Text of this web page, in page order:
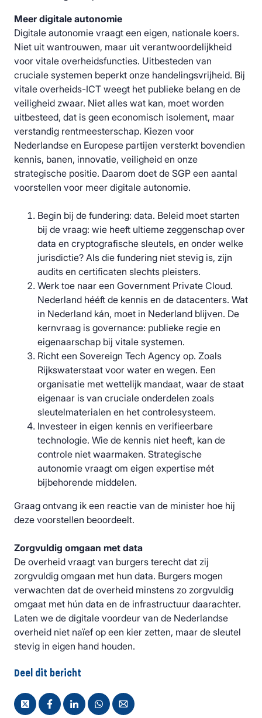
Meer digitale autonomie
Digitale autonomie vraagt een eigen, nationale koers.
Niet uit wantrouwen, maar uit verantwoordelijkheid
voor vitale overheidsfuncties. Uitbesteden van
cruciale systemen beperkt onze handelingsvrijheid. Bij
vitale overheids-ICT weegt het publieke belang en de
veiligheid zwaar. Niet alles wat kan, moet worden
uitbesteed, dat is geen economisch isolement, maar
verstandig rentmeesterschap. Kiezen voor
Nederlandse en Europese partijen versterkt bovendien
kennis, banen, innovatie, veiligheid en onze
strategische positie. Daarom doet de SGP een aantal
voorstellen voor meer digitale autonomie.
Begin bij de fundering: data. Beleid moet starten
bij de vraag: wie heeft ultieme zeggenschap over
data en cryptografische sleutels, en onder welke
jurisdictie? Als die fundering niet stevig is, zijn
audits en certificaten slechts pleisters.
Werk toe naar een Government Private Cloud.
Nederland hééft de kennis en de datacenters. Wat
in Nederland kán, moet in Nederland blijven. De
kernvraag is governance: publieke regie en
eigenaarschap bij vitale systemen.
Richt een Sovereign Tech Agency op. Zoals
Rijkswaterstaat voor water en wegen. Een
organisatie met wettelijk mandaat, waar de staat
eigenaar is van cruciale onderdelen zoals
sleutelmaterialen en het controlesysteem.
Investeer in eigen kennis en verifieerbare
technologie. Wie de kennis niet heeft, kan de
controle niet waarmaken. Strategische
autonomie vraagt om eigen expertise mét
bijbehorende middelen.
Graag ontvang ik een reactie van de minister hoe hij
deze voorstellen beoordeelt.
Zorgvuldig omgaan met data
De overheid vraagt van burgers terecht dat zij
zorgvuldig omgaan met hun data. Burgers mogen
verwachten dat de overheid minstens zo zorgvuldig
omgaat met hún data en de infrastructuur daarachter.
Laten we de digitale voordeur van de Nederlandse
overheid niet naïef op een kier zetten, maar de sleutel
stevig in eigen hand houden.
Deel dit bericht